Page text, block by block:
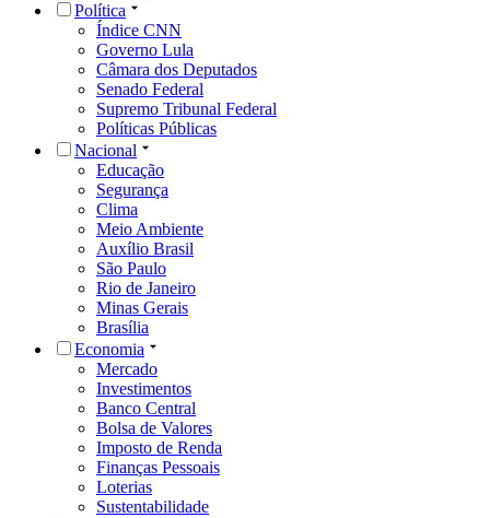
Política
Índice CNN
Governo Lula
Câmara dos Deputados
Senado Federal
Supremo Tribunal Federal
Políticas Públicas
Nacional
Educação
Segurança
Clima
Meio Ambiente
Auxílio Brasil
São Paulo
Rio de Janeiro
Minas Gerais
Brasília
Economia
Mercado
Investimentos
Banco Central
Bolsa de Valores
Imposto de Renda
Finanças Pessoais
Loterias
Sustentabilidade